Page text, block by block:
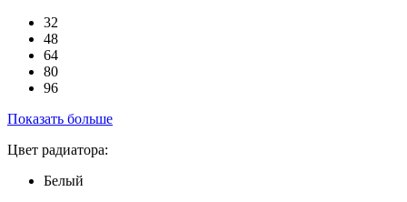
32
48
64
80
96
Показать больше
Цвет радиатора:
Белый